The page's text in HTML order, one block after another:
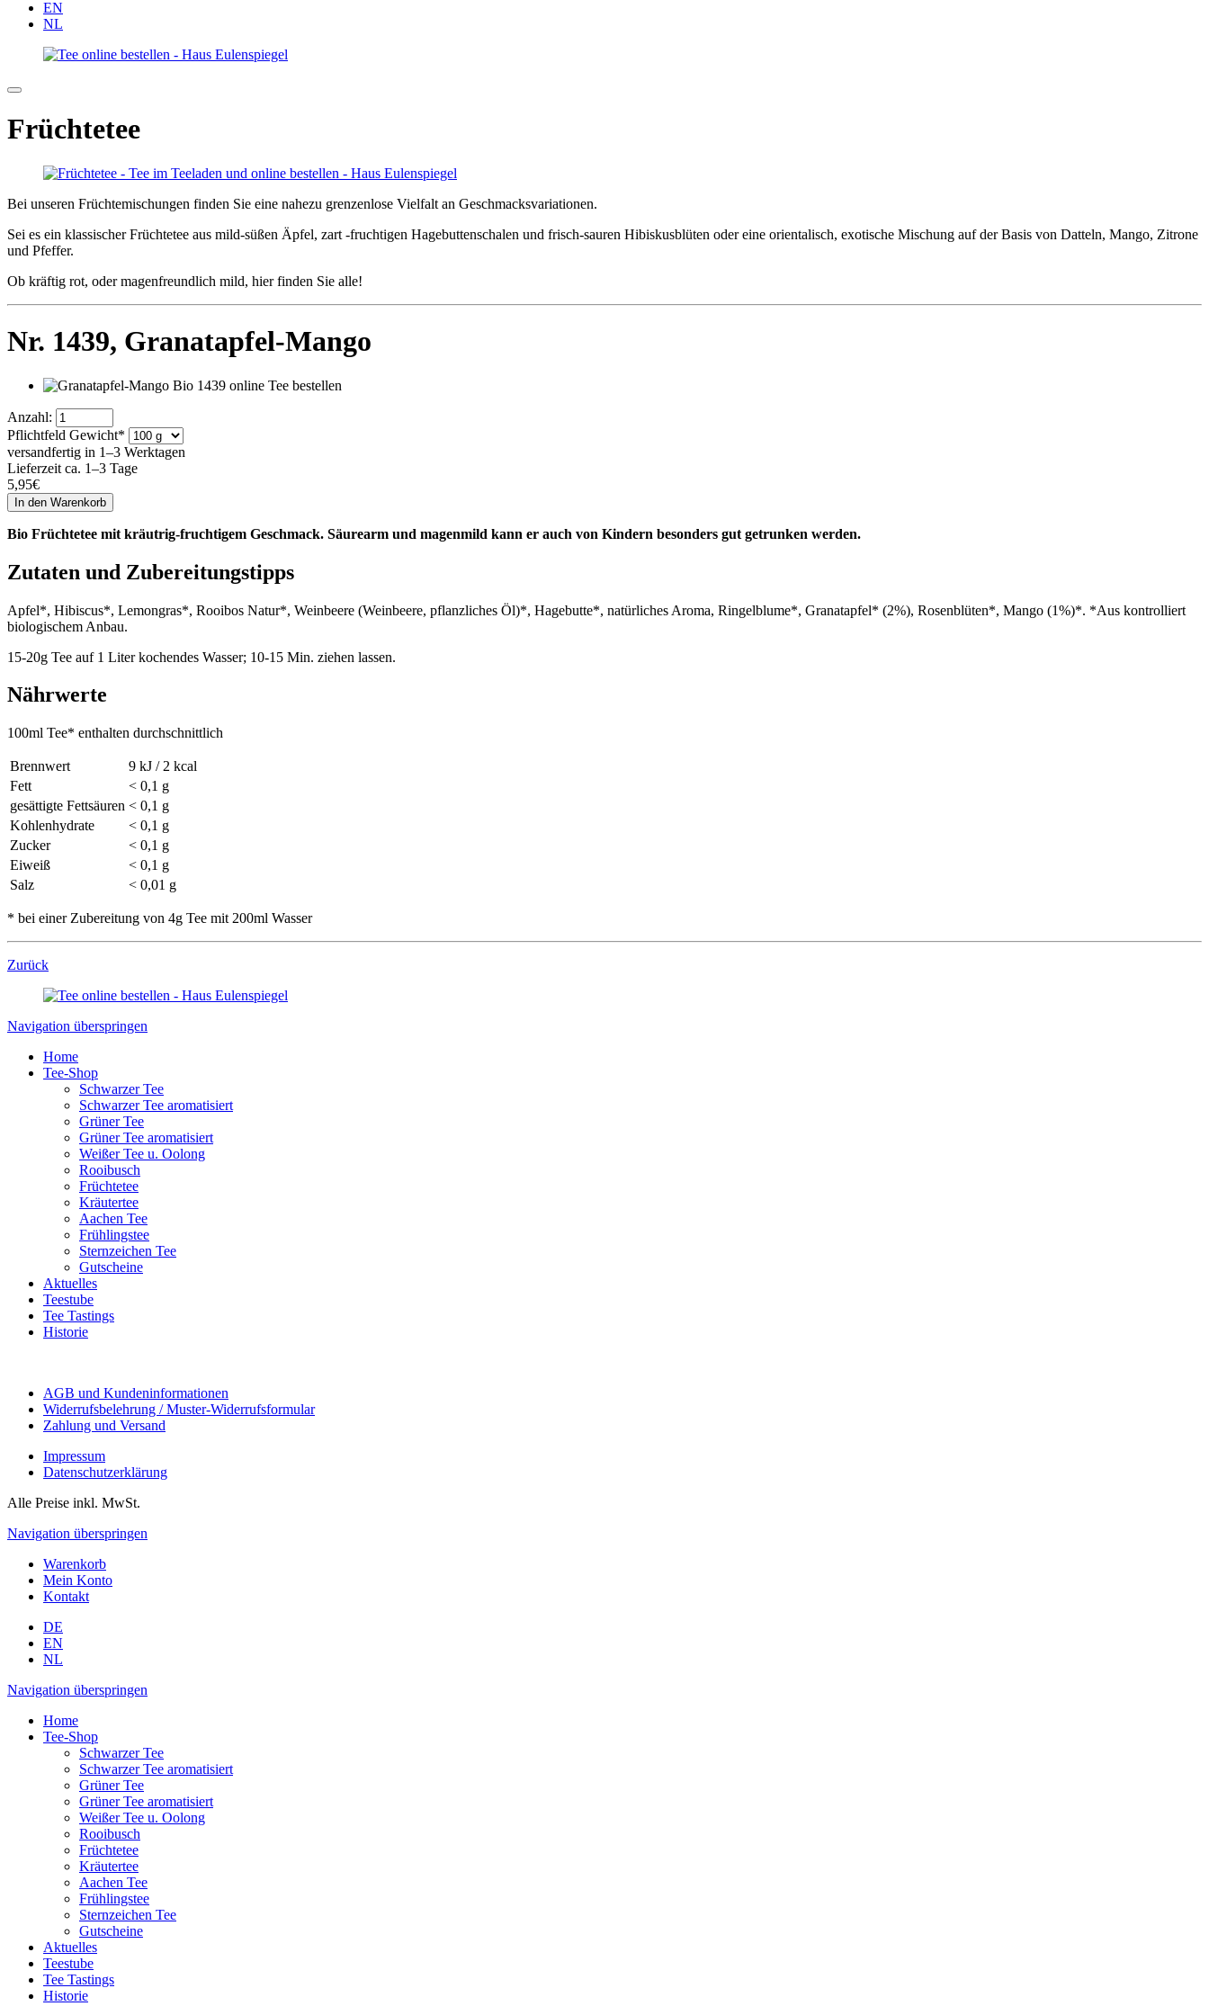
EN
NL
Früchtetee
Bei unseren Früchtemischungen finden Sie eine nahezu grenzenlose Vielfalt an Geschmacksvariationen.
Sei es ein klassischer Früchtetee aus mild-süßen Äpfel, zart -fruchtigen Hagebuttenschalen und frisch-sauren Hibiskusblüten oder eine orientalisch, exotische Mischung auf der Basis von Datteln, Mango, Zitrone
und Pfeffer.
Ob kräftig rot, oder magenfreundlich mild, hier finden Sie alle!
Nr. 1439, Granatapfel-Mango
Anzahl:
Pflichtfeld Gewicht*
versandfertig in 1–3 Werktagen
Lieferzeit ca. 1–3 Tage
5,95€
Bio Früchtetee mit kräutrig-fruchtigem Geschmack. Säurearm und magenmild kann er auch von Kindern besonders gut getrunken werden.
Zutaten und Zubereitungstipps
Apfel*, Hibiscus*, Lemongras*, Rooibos Natur*, Weinbeere (Weinbeere, pflanzliches Öl)*, Hagebutte*, natürliches Aroma, Ringelblume*, Granatapfel* (2%), Rosenblüten*, Mango (1%)*. *Aus kontrolliert
biologischem Anbau.
15-20g Tee auf 1 Liter kochendes Wasser; 10-15 Min. ziehen lassen.
Nährwerte
100ml Tee* enthalten durchschnittlich
Brennwert
9 kJ / 2 kcal
Fett
< 0,1 g
gesättigte Fettsäuren < 0,1 g
Kohlenhydrate
< 0,1 g
Zucker
< 0,1 g
Eiweiß
< 0,1 g
Salz
< 0,01 g
* bei einer Zubereitung von 4g Tee mit 200ml Wasser
Zurück
Navigation überspringen
Home
Tee-Shop
Schwarzer Tee
Schwarzer Tee aromatisiert
Grüner Tee
Grüner Tee aromatisiert
Weißer Tee u. Oolong
Rooibusch
Früchtetee
Kräutertee
Aachen Tee
Frühlingstee
Sternzeichen Tee
Gutscheine
Aktuelles
Teestube
Tee Tastings
Historie
AGB und Kundeninformationen
Widerrufsbelehrung / Muster-Widerrufsformular
Zahlung und Versand
Impressum
Datenschutzerklärung
Alle Preise inkl. MwSt.
Navigation überspringen
Warenkorb
Mein Konto
Kontakt
DE
EN
NL
Navigation überspringen
Home
Tee-Shop
Schwarzer Tee
Schwarzer Tee aromatisiert
Grüner Tee
Grüner Tee aromatisiert
Weißer Tee u. Oolong
Rooibusch
Früchtetee
Kräutertee
Aachen Tee
Frühlingstee
Sternzeichen Tee
Gutscheine
Aktuelles
Teestube
Tee Tastings
Historie